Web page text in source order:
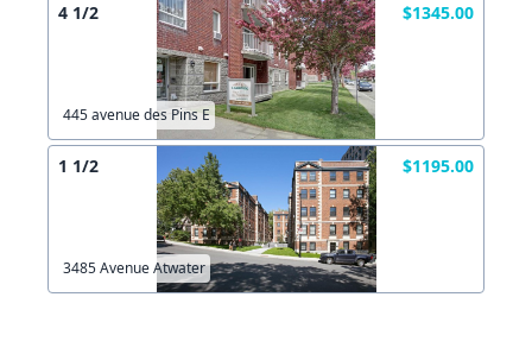
4 1/2 $1345.00
445 avenue des Pins E
1 1/2 $1195.00
3485 Avenue Atwater